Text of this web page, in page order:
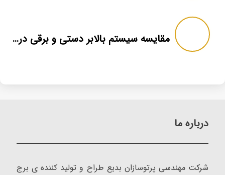
مقایسه سیستم بالابر دستی و برقی در برج پرچم
درباره ما
شرکت مهندسی پرتوسازان بدیع طراح و تولید کننده ی برج